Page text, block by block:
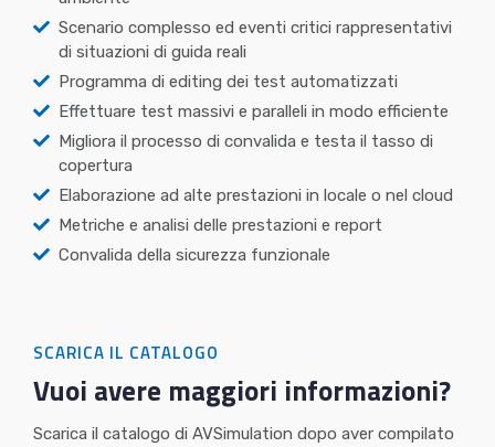
Scenario complesso ed eventi critici rappresentativi
di situazioni di guida reali
Programma di editing dei test automatizzati
Effettuare test massivi e paralleli in modo efficiente
Migliora il processo di convalida e testa il tasso di
copertura
Elaborazione ad alte prestazioni in locale o nel cloud
Metriche e analisi delle prestazioni e report
Convalida della sicurezza funzionale
SCARICA IL CATALOGO
Vuoi avere maggiori informazioni?
Scarica il catalogo di AVSimulation dopo aver compilato